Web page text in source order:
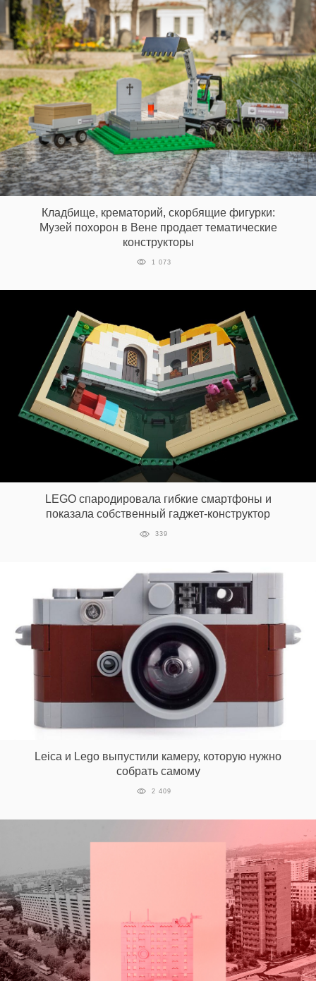
Кладбище, крематорий, скорбящие фигурки:
Музей похорон в Вене продает тематические
конструкторы
1 073
LEGO спародировала гибкие смартфоны и
показала собственный гаджет-конструктор
339
Leica и Lego выпустили камеру, которую нужно
собрать самому
2 409